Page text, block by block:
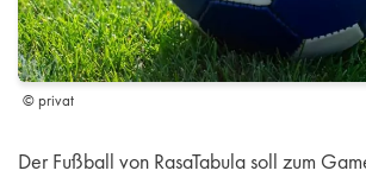
© privat
Der Fußball von RasaTabula soll zum